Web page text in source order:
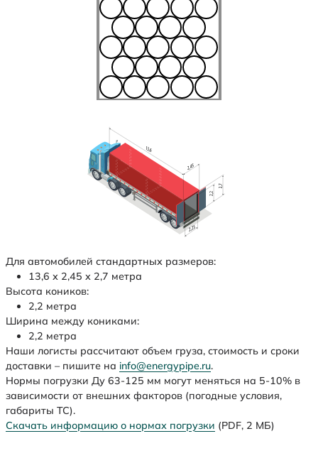
Для автомобилей стандартных размеров:
13,6 х 2,45 х 2,7 метра
Высота коников:
2,2 метра
Ширина между кониками:
2,2 метра
Наши логисты рассчитают объем груза, стоимость и сроки
доставки – пишите на info@energypipe.ru.
Нормы погрузки Ду 63-125 мм могут меняться на 5-10% в
зависимости от внешних факторов (погодные условия,
габариты ТС).
Скачать информацию о нормах погрузки (PDF, 2 МБ)